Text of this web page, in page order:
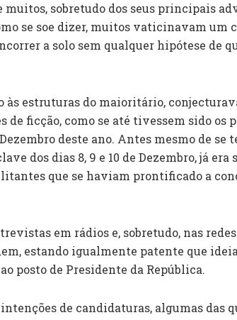
sobretudo dos seus principais
se soe dizer, muitos vaticinavam um
a solo sem qualquer hipótese de
às estruturas do maioritário,
ficção, como se até tivessem sido os
deste ano. Antes mesmo de se
dos dias 8, 9 e 10 de Dezembro, já era
que se haviam prontificado a
em rádios e, sobretudo, nas
estando igualmente patente que
posto de Presidente da República.
de candidaturas, algumas das